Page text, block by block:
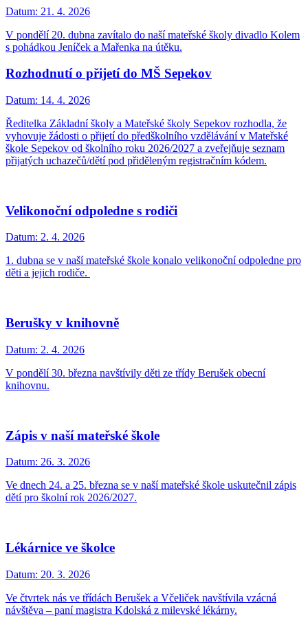
Datum: 21. 4. 2026
V pondělí 20. dubna zavítalo do naší mateřské školy divadlo Kolem
s pohádkou Jeníček a Mařenka na útěku.
Rozhodnutí o přijetí do MŠ Sepekov
Datum: 14. 4. 2026
Ředitelka Základní školy a Mateřské školy Sepekov rozhodla, že
vyhovuje žádosti o přijetí do předškolního vzdělávání v Mateřské
škole Sepekov od školního roku 2026/2027 a zveřejňuje seznam
přijatých uchazečů/dětí pod přiděleným registračním kódem.
Velikonoční odpoledne s rodiči
Datum: 2. 4. 2026
1. dubna se v naší mateřské škole konalo velikonoční odpoledne pro
děti a jejich rodiče.
Berušky v knihovně
Datum: 2. 4. 2026
V pondělí 30. března navštívily děti ze třídy Berušek obecní
knihovnu.
Zápis v naší mateřské škole
Datum: 26. 3. 2026
Ve dnech 24. a 25. března se v naší mateřské škole uskutečnil zápis
dětí pro školní rok 2026/2027.
Lékárnice ve školce
Datum: 20. 3. 2026
Ve čtvrtek nás ve třídách Berušek a Včeliček navštívila vzácná
návštěva – paní magistra Kdolská z milevské lékárny.